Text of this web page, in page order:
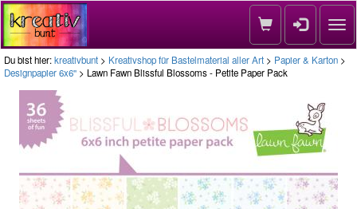
Du bist hier:kreativbunt > Kreativshop für Bastelmaterial aller Art > Papier & Karton >
Designpapier 6x6'' > Lawn Fawn Blissful Blossoms - Petite Paper Pack